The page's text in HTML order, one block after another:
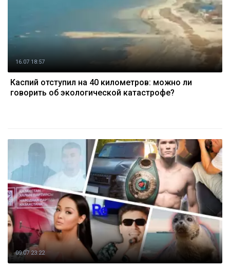
16.07 18:57
Каспий отступил на 40 километров: можно ли
говорить об экологической катастрофе?
09.07 23:22